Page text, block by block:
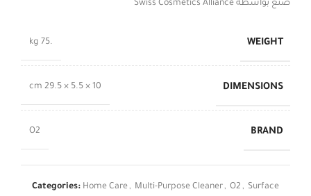
صُنع بواسطة Swiss Cosmetics Alliance
WEIGHT
.75 kg
DIMENSIONS
10 × 5.5 × 29.5 cm
BRAND
O2
Categories: Home Care, Multi-Purpose Cleaner, O2 , Surface